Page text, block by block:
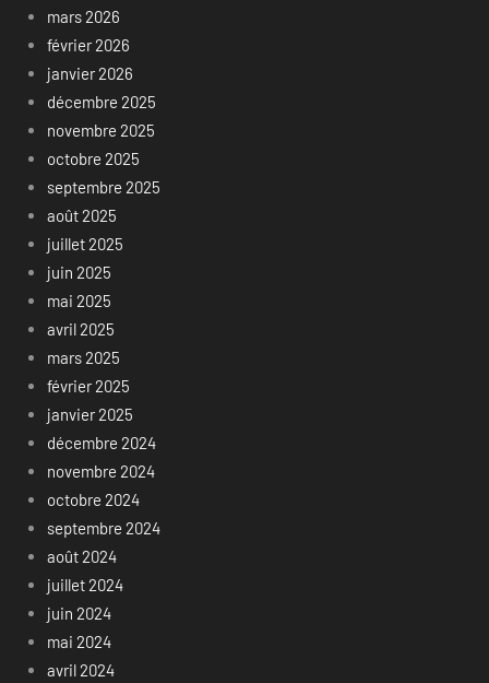
mars 2026
février 2026
janvier 2026
décembre 2025
novembre 2025
octobre 2025
septembre 2025
août 2025
juillet 2025
juin 2025
mai 2025
avril 2025
mars 2025
février 2025
janvier 2025
décembre 2024
novembre 2024
octobre 2024
septembre 2024
août 2024
juillet 2024
juin 2024
mai 2024
avril 2024